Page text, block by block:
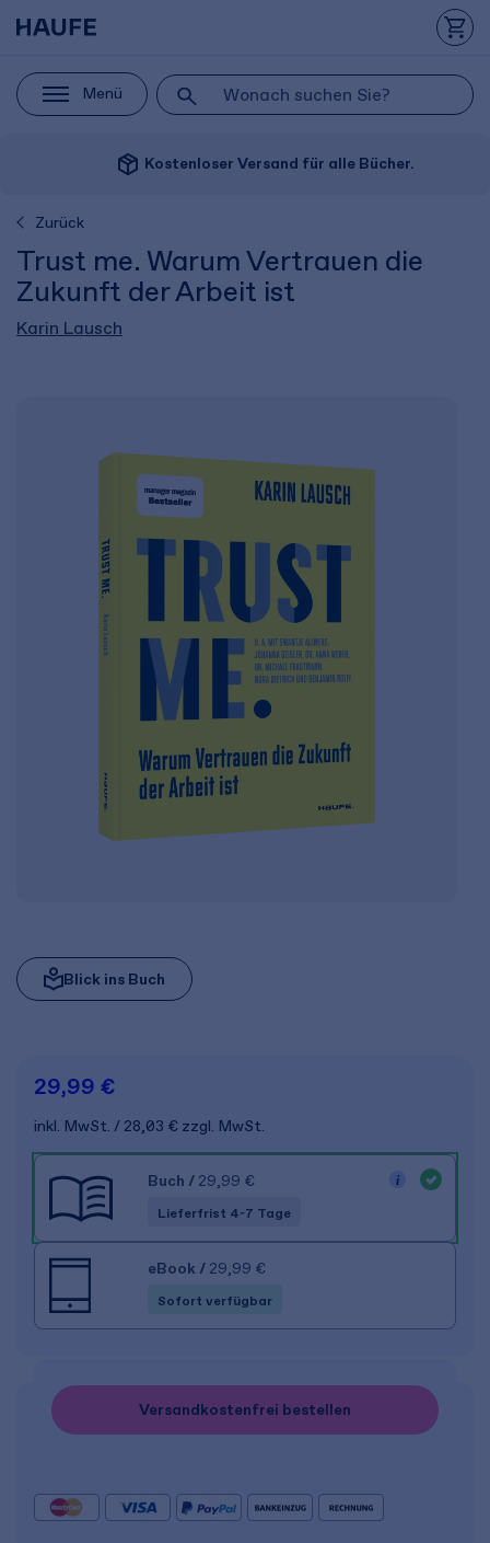
Menü
package_2 Kostenloser Versand für alle Bücher.
Zurück
Trust me. Warum Vertrauen die
Zukunft der Arbeit ist
Karin Lausch
Blick ins Buch
29,99 €
inkl. MwSt. 28,03 € zzgl. MwSt.
Buch / 29,99 €
Lieferfrist 4-7 Tage
eBook / 29,99 €
Sofort verfügbar
Versandkostenfrei bestellen